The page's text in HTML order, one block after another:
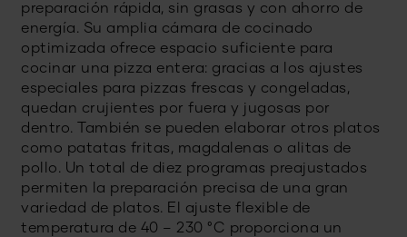
preparación rápida, sin grasas y con ahorro de
energía. Su amplia cámara de cocinado
optimizada ofrece espacio suficiente para
cocinar una pizza entera: gracias a los ajustes
especiales para pizzas frescas y congeladas,
quedan crujientes por fuera y jugosas por
dentro. También se pueden elaborar otros platos
como patatas fritas, magdalenas o alitas de
pollo. Un total de diez programas preajustados
permiten la preparación precisa de una gran
variedad de platos. El ajuste flexible de
temperatura de 40 – 230 °C proporciona un